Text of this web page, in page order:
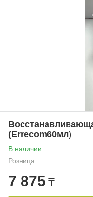
(Errecom60мл)
В наличии
Розница
7 875 ₸